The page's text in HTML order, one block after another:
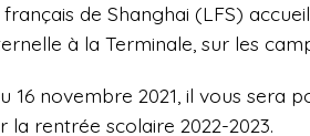
de Shanghai (LFS)
à la Terminale, sur les
16 novembre 2021, il vous sera
la rentrée scolaire 2022-2023.